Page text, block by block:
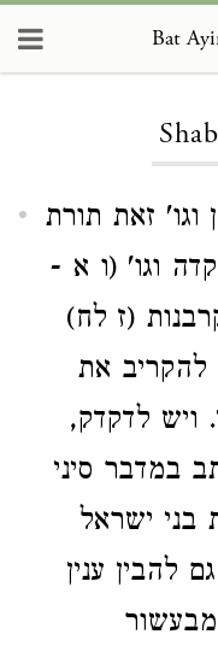
Bat
וגו' זאת תורת
וגו' (ו א -
(ז לח)
להקריב את
ויש לדקדק,
במדבר סיני
בני ישראל
להבין ענין